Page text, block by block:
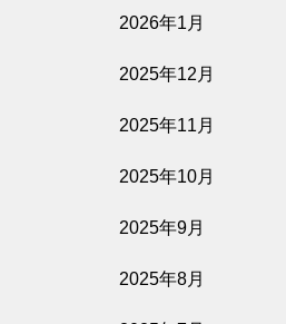
2026年1月
2025年12月
2025年11月
2025年10月
2025年9月
2025年8月